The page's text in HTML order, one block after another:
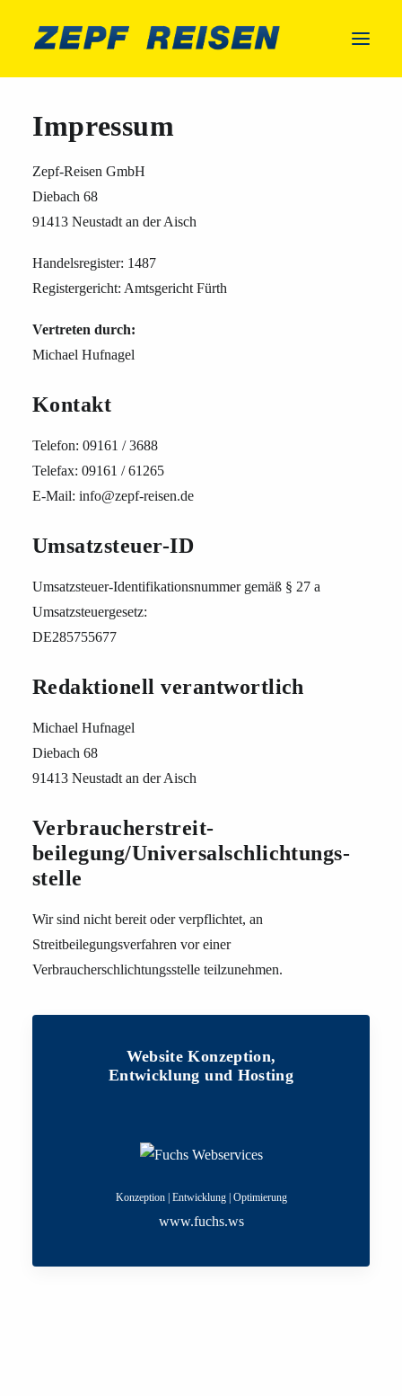
Kontakt
Impressum
Zepf-Reisen GmbH
Diebach 68
91413 Neustadt an der Aisch
Handelsregister: 1487
Registergericht: Amtsgericht Fürth
Vertreten durch:
Michael Hufnagel
Kontakt
Telefon: 09161 / 3688
Telefax: 09161 / 61265
E-Mail: info@zepf-reisen.de
Umsatzsteuer-ID
Umsatzsteuer-Identifikationsnummer gemäß § 27 a
Umsatzsteuergesetz:
DE285755677
Redaktionell verantwortlich
Michael Hufnagel
Diebach 68
91413 Neustadt an der Aisch
Verbraucher­streit­
beilegung/Universal­schlichtungs­
stelle
Wir sind nicht bereit oder verpflichtet, an
Streitbeilegungsverfahren vor einer
Verbraucherschlichtungsstelle teilzunehmen.
Website Konzeption,
Entwicklung und Hosting
Konzeption | Entwicklung | Optimierung
www.fuchs.ws